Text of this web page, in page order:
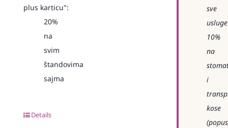
plus karticu":
20%
na
svim
štandovima
sajma
Details
sve
usluge
10%
na
i
kose